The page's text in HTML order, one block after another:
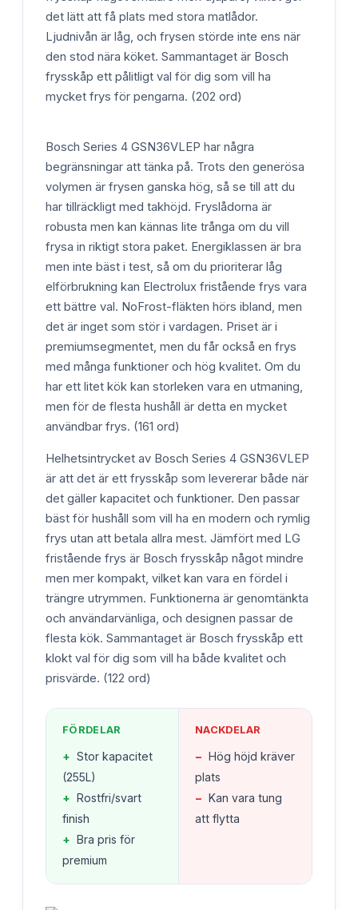
det lätt att få plats med stora matlådor.
Ljudnivån är låg, och frysen störde inte ens när
den stod nära köket. Sammantaget är Bosch
frysskåp ett pålitligt val för dig som vill ha
mycket frys för pengarna. (202 ord)
Bosch Series 4 GSN36VLEP har några
begränsningar att tänka på. Trots den generösa
volymen är frysen ganska hög, så se till att du
har tillräckligt med takhöjd. Fryslådorna är
robusta men kan kännas lite trånga om du vill
frysa in riktigt stora paket. Energiklassen är bra
men inte bäst i test, så om du prioriterar låg
elförbrukning kan Electrolux fristående frys vara
ett bättre val. NoFrost-fläkten hörs ibland, men
det är inget som stör i vardagen. Priset är i
premiumsegmentet, men du får också en frys
med många funktioner och hög kvalitet. Om du
har ett litet kök kan storleken vara en utmaning,
men för de flesta hushåll är detta en mycket
användbar frys. (161 ord)
Helhetsintrycket av Bosch Series 4 GSN36VLEP
är att det är ett frysskåp som levererar både när
det gäller kapacitet och funktioner. Den passar
bäst för hushåll som vill ha en modern och rymlig
frys utan att betala allra mest. Jämfört med LG
fristående frys är Bosch frysskåp något mindre
men mer kompakt, vilket kan vara en fördel i
trängre utrymmen. Funktionerna är genomtänkta
och användarvänliga, och designen passar de
flesta kök. Sammantaget är Bosch frysskåp ett
klokt val för dig som vill ha både kvalitet och
prisvärde. (122 ord)
FÖRDELAR
+ Stor kapacitet
(255L)
+ Rostfri/svart
finish
+ Bra pris för
premium
NACKDELAR
− Hög höjd kräver
plats
− Kan vara tung
att flytta